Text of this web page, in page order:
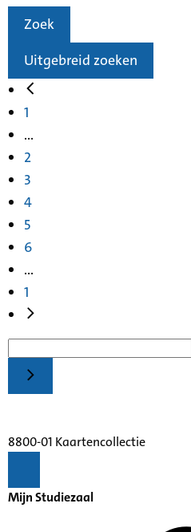
Zoek
Uitgebreid zoeken
1
...
2
3
4
5
6
...
1
8800-01 Kaartencollectie
Mijn Studiezaal